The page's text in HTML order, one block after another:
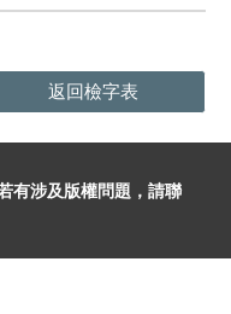
返回檢字表
有涉及版權問題 ，請聯